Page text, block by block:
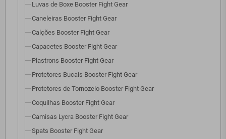
Luvas de Boxe Booster Fight Gear
Caneleiras Booster Fight Gear
Calções Booster Fight Gear
Capacetes Booster Fight Gear
Plastrons Booster Fight Gear
Protetores Bucais Booster Fight Gear
Protetores de Tornozelo Booster Fight Gear
Coquilhas Booster Fight Gear
Camisas Lycra Booster Fight Gear
Spats Booster Fight Gear